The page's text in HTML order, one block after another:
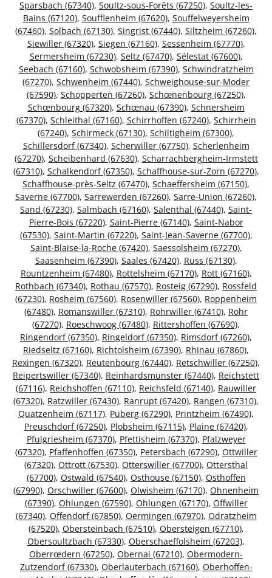
Sparsbach (67340), Soultz-sous-Forêts (67250), Soultz-les-
Bains (67120), Soufflenheim (67620), Souffelweyersheim
(67460), Solbach (67130), Singrist (67440), Siltzheim (67260),
Siewiller (67320), Siegen (67160), Sessenheim (67770),
Sermersheim (67230), Seltz (67470), Sélestat (67600),
Seebach (67160), Schwobsheim (67390), Schwindratzheim
(67270), Schwenheim (67440), Schweighouse-sur-Moder
(67590), Schopperten (67260), Schœnenbourg (67250),
Schœnbourg (67320), Schœnau (67390), Schnersheim
(67370), Schleithal (67160), Schirrhoffen (67240), Schirrhein
(67240), Schirmeck (67130), Schiltigheim (67300),
Schillersdorf (67340), Scherwiller (67750), Scherlenheim
(67270), Scheibenhard (67630), Scharrachbergheim-Irmstett
(67310), Schalkendorf (67350), Schaffhouse-sur-Zorn (67270),
Schaffhouse-près-Seltz (67470), Schaeffersheim (67150),
Saverne (67700), Sarrewerden (67260), Sarre-Union (67260),
Sand (67230), Salmbach (67160), Salenthal (67440), Saint-
Pierre-Bois (67220), Saint-Pierre (67140), Saint-Nabor
(67530), Saint-Martin (67220), Saint-Jean-Saverne (67700),
Saint-Blaise-la-Roche (67420), Saessolsheim (67270),
Saasenheim (67390), Saales (67420), Russ (67130),
Rountzenheim (67480), Rottelsheim (67170), Rott (67160),
Rothbach (67340), Rothau (67570), Rosteig (67290), Rossfeld
(67230), Rosheim (67560), Rosenwiller (67560), Roppenheim
(67480), Romanswiller (67310), Rohrwiller (67410), Rohr
(67270), Roeschwoog (67480), Rittershoffen (67690),
Ringendorf (67350), Ringeldorf (67350), Rimsdorf (67260),
Riedseltz (67160), Richtolsheim (67390), Rhinau (67860),
Rexingen (67320), Reutenbourg (67440), Retschwiller (67250),
Reipertswiller (67340), Reinhardsmunster (67440), Reichstett
(67116), Reichshoffen (67110), Reichsfeld (67140), Rauwiller
(67320), Ratzwiller (67430), Ranrupt (67420), Rangen (67310),
Quatzenheim (67117), Puberg (67290), Printzheim (67490),
Preuschdorf (67250), Plobsheim (67115), Plaine (67420),
Pfulgriesheim (67370), Pfettisheim (67370), Pfalzweyer
(67320), Pfaffenhoffen (67350), Petersbach (67290), Ottwiller
(67320), Ottrott (67530), Otterswiller (67700), Ottersthal
(67700), Ostwald (67540), Osthouse (67150), Osthoffen
(67990), Orschwiller (67600), Olwisheim (67170), Ohnenheim
(67390), Ohlungen (67590), Ohlungen (67170), Offwiller
(67340), Offendorf (67850), Oermingen (67970), Odratzheim
(67520), Obersteinbach (67510), Obersteigen (67710),
Obersoultzbach (67330), Oberschaeffolsheim (67203),
Oberrœdern (67250), Obernai (67210), Obermodern-
Zutzendorf (67330), Oberlauterbach (67160), Oberhoffen-